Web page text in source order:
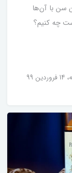
سن با آن‌ها
چه کنیم؟
99